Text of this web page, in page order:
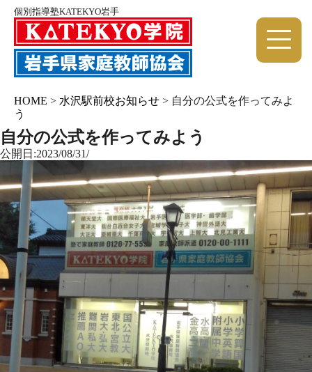
個別指導塾KATEKYO岩手
HOME > 水沢駅前校お知らせ > 自分の公式を作ってみよ
う
自分の公式を作ってみよう
公開日:2023/08/31/